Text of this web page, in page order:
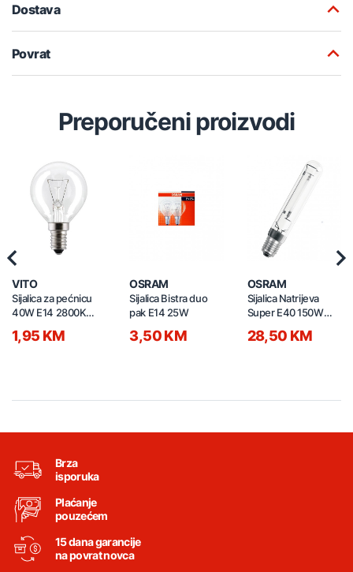
Dostava
Povrat
Preporučeni proizvodi
VITO
Sijalica za pećnicu
40W E14 2800K
1520160
1,95 KM
OSRAM
Sijalica Bistra duo
pak E14 25W
3,50 KM
OSRAM
Sijalica Natrijeva
Super E40 150W
28,50 KM
Brza
isporuka
Plaćanje
pouzećem
15 dana garancije
na povrat novca